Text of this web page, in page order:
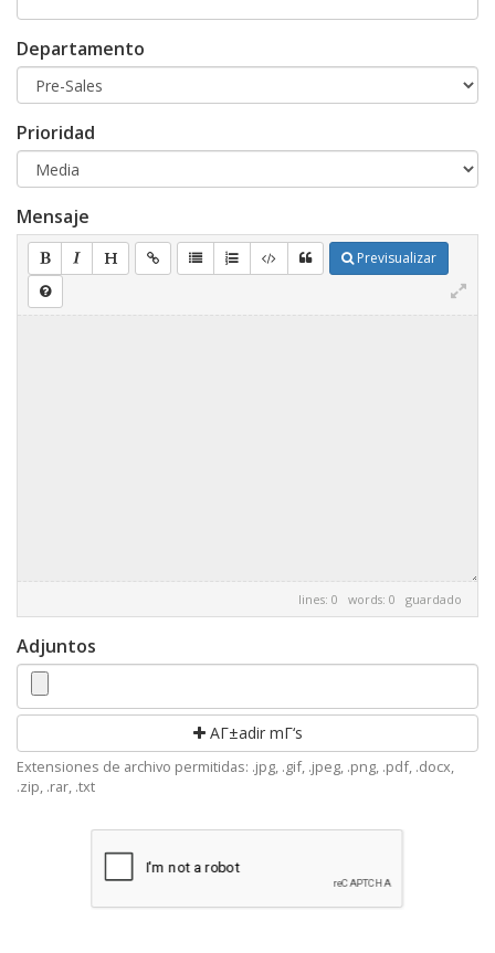
Departamento
Prioridad
Mensaje
Previsualizar
lines: 0 words: 0 guardado
Adjuntos
AΓ±adir mΓ‘s
Extensiones de archivo permitidas: .jpg, .gif, .jpeg, .png, .pdf, .docx,
.zip, .rar, .txt